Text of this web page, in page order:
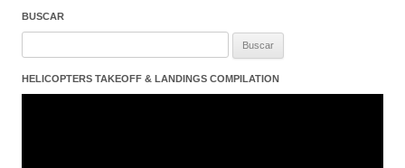
BUSCAR
HELICOPTERS TAKEOFF & LANDINGS COMPILATION